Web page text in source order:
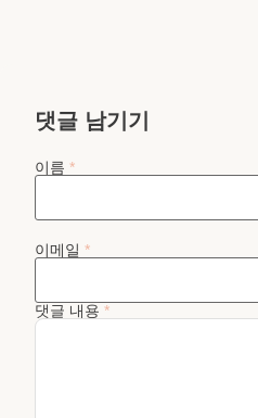
댓글 남기기
이름 *
이메일 *
댓글 내용 *